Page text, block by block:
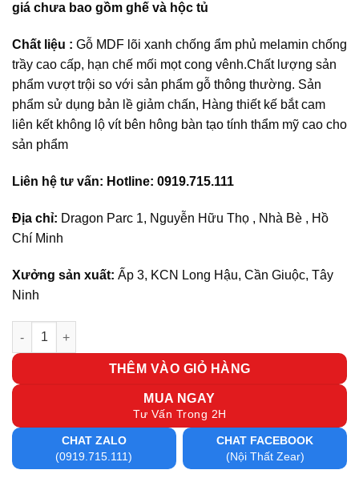
giá chưa bao gồm ghế và hộc tủ
Chất liệu : Gỗ MDF lõi xanh chống ẩm phủ melamin chống
trầy cao cấp, hạn chế mối mọt cong vênh.Chất lượng sản
phẩm vượt trội so với sản phẩm gỗ thông thường. Sản
phẩm sử dụng bản lề giảm chấn, Hàng thiết kế bắt cam
liên kết không lộ vít bên hông bàn tạo tính thẩm mỹ cao cho
sản phẩm
Liên hệ tư vấn: Hotline: 0919.715.111
Địa chỉ: Dragon Parc 1, Nguyễn Hữu Thọ , Nhà Bè , Hồ
Chí Minh
Xưởng sản xuất: Ấp 3, KCN Long Hậu, Cần Giuộc, Tây
Ninh
Cụm bàn làm việc 4 người RS11 số lượng
THÊM VÀO GIỎ HÀNG
MUA NGAY
Tư Vấn Trong 2H
CHAT ZALO
(0919.715.111)
CHAT FACEBOOK
(Nội Thất Zear)